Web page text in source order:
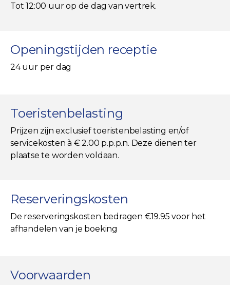
Tot 12:00 uur op de dag van vertrek.
Openingstijden receptie
24 uur per dag
Toeristenbelasting
Prijzen zijn exclusief toeristenbelasting en/of
servicekosten à € 2.00 p.p.p.n. Deze dienen ter
plaatse te worden voldaan.
Reserveringskosten
De reserveringskosten bedragen €19.95 voor het
afhandelen van je boeking
Voorwaarden